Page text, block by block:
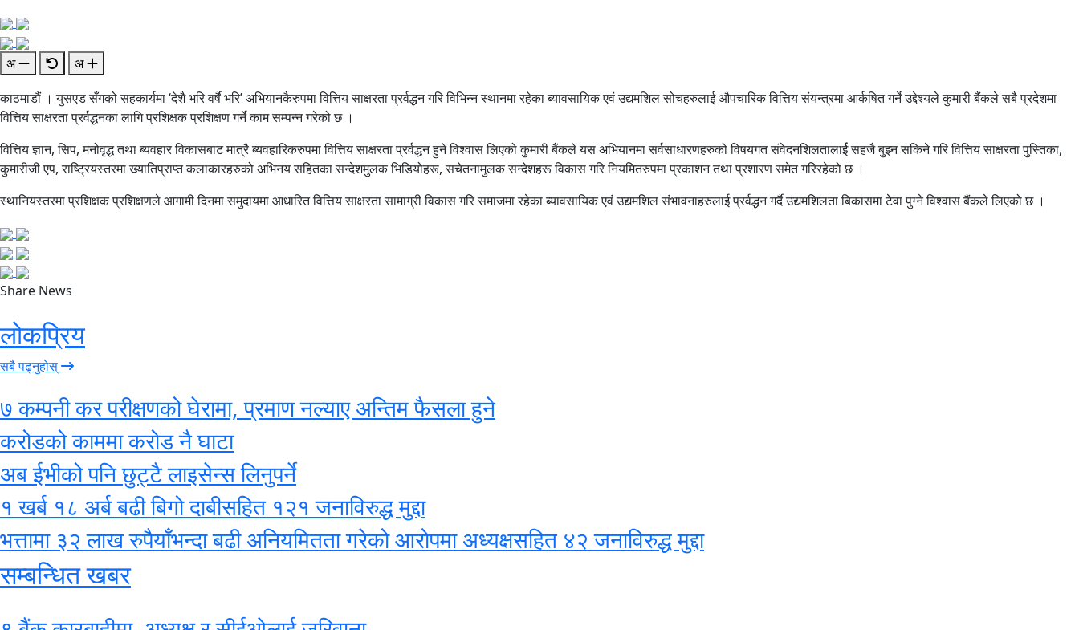
अ
अ
काठमाडौं । युसएड सँगको सहकार्यमा ‘देशै भरि वर्षै भरि’ अभियानकैरुपमा वित्तिय साक्षरता प्रर्वद्धन गरि विभिन्न स्थानमा रहेका ब्यावसायिक एवं उद्यमशिल सोचहरुलाई औपचारिक वित्तिय संयन्त्रमा आर्कषित गर्ने उद्देश्यले कुमारी बैंकले सबै प्रदेशमा
वित्तिय साक्षरता प्रर्वद्धनका लागि प्रशिक्षक प्रशिक्षण गर्ने काम सम्पन्न गरेको छ ।
वित्तिय ज्ञान, सिप, मनोवृद्ध तथा ब्यवहार विकासबाट मात्रै ब्यवहारिकरुपमा वित्तिय साक्षरता प्रर्वद्धन हुने विश्वास लिएको कुमारी बैंकले यस अभियानमा सर्वसाधारणहरुको विषयगत संवेदनशिलतालार्ई सहजै बुझ्न सकिने गरि वित्तिय साक्षरता पुस्तिका,
कुमारीजी एप, राष्ट्रियस्तरमा ख्यातिप्राप्त कलाकारहरुको अभिनय सहितका सन्देशमुलक भिडियोहरू, सचेतनामुलक सन्देशहरू विकास गरि नियमितरुपमा प्रकाशन तथा प्रशारण समेत गरिरहेको छ ।
स्थानियस्तरमा प्रशिक्षक प्रशिक्षणले आगामी दिनमा समुदायमा आधारित वित्तिय साक्षरता सामाग्री विकास गरि समाजमा रहेका ब्यावसायिक एवं उद्यमशिल संभावनाहरुलाई प्रर्वद्धन गर्दै उद्यमशिलता बिकासमा टेवा पुग्ने विश्वास बैंकले लिएको छ ।
Share News
लोकप्रिय
सबै पढ्नुहोस्
७ कम्पनी कर परीक्षणको घेरामा, प्रमाण नल्याए अन्तिम फैसला हुने
करोडको काममा करोड नै घाटा
अब ईभीको पनि छुट्टै लाइसेन्स लिनुपर्ने
१ खर्ब १८ अर्ब बढी बिगो दाबीसहित १२१ जनाविरुद्ध मुद्दा
भत्तामा ३२ लाख रुपैयाँभन्दा बढी अनियमितता गरेको आरोपमा अध्यक्षसहित ४२ जनाविरुद्ध मुद्दा
सम्बन्धित खबर